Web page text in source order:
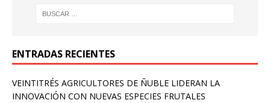
ENTRADAS RECIENTES
VEINTITRÉS AGRICULTORES DE ÑUBLE LIDERAN LA
INNOVACIÓN CON NUEVAS ESPECIES FRUTALES